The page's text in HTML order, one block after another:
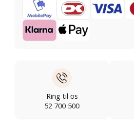
Ring til os
52 700 500